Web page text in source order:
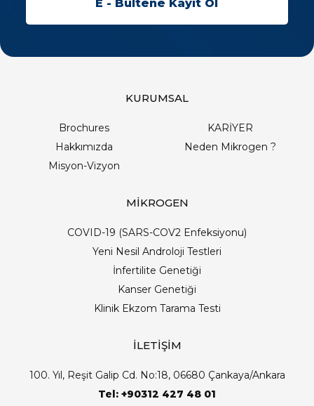
KURUMSAL
Brochures
KARİYER
Hakkımızda
Neden Mikrogen ?
Misyon-Vizyon
MİKROGEN
COVID-19 (SARS-COV2 Enfeksiyonu)
Yeni Nesil Androloji Testleri
İnfertilite Genetiği
Kanser Genetiği
Klinik Ekzom Tarama Testi
İLETİŞİM
100. Yıl, Reşit Galip Cd. No:18, 06680 Çankaya/Ankara
Tel: +90312 427 48 01